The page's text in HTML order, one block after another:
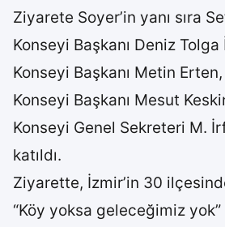
Ziyarete Soyer’in yanı sıra
Konseyi Başkanı Deniz
Konseyi Başkanı Metin
Konseyi Başkanı Mesut
Konseyi Genel Sekreteri M.
katıldı.
Ziyarette, İzmir’in 30
“Köy yoksa geleceğimiz